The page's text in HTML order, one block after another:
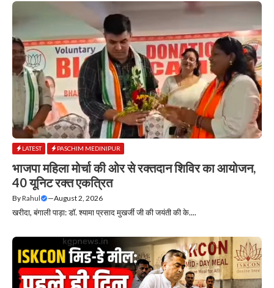
LATEST PASCHIM MEDINIPUR
भाजपा महिला मोर्चा की ओर से रक्तदान शिविर का आयोजन,
40 यूनिट रक्त एकत्रित
ByRahul —August 2, 2026
खरीदा, बंगाली पाड़ा: डॉ. श्यामा प्रसाद मुखर्जी जी की जयंती की के....